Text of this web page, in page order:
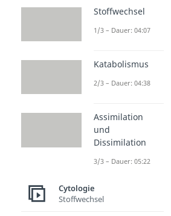
(ausklappen)
Nun weißt du,
Milch
hat vor allem mit
genau
hier!
Stoffwechsel
1/3 – Dauer: 04:07
Katabolismus
2/3 – Dauer: 04:38
Assimilation
und
Dissimilation
3/3 – Dauer: 05:22
Cytologie
Stoffwechsel